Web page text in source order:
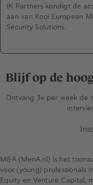
IK Partners kondigt de
aan van Kooi European
Security Solutions.
Blijf op de
Ontvang 3x per week de
M&A (MenA.nl) is het
voor (young) professionals
Equity en Venture Capital,